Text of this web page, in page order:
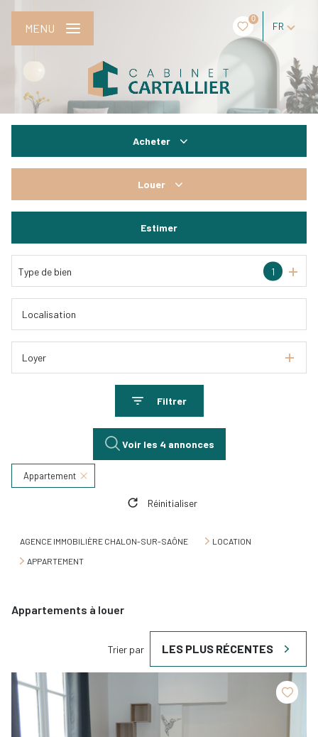
0
FR
MENU
Acheter
Louer
Estimer
Type de bien 1
Loyer
Filtrer
Voir les 4 annonces
Appartement
Réinitialiser
AGENCE IMMOBILIÈRE CHALON-SUR-SAÔNE
LOCATION
APPARTEMENT
Appartements à louer
Trier par LES PLUS RÉCENTES